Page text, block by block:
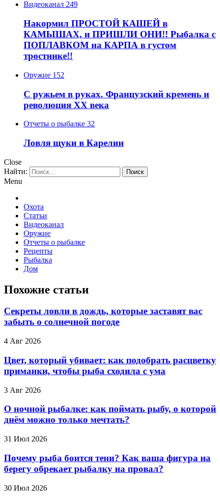
Видеоканал 249
Накормил ПРОСТОЙ КАШЕЙ в
КАМЫШАХ, и ПРИШЛИ ОНИ!! Рыбалка с
ПОПЛАВКОМ на КАРПА в густом
тростнике!!
Оружие 152
С ружьем в руках. Французский кремень и
революция XX века
Отчеты о рыбалке 32
Ловля щуки в Карелии
Close
Найти:
Menu
Охота
Статьи
Видеоканал
Оружие
Отчеты о рыбалке
Рецепты
Рыбалка
Дом
Похожие статьи
Секреты ловли в дождь, которые заставят вас
забыть о солнечной погоде
4 Авг 2026
Цвет, который убивает: как подобрать расцветку
приманки, чтобы рыба сходила с ума
3 Авг 2026
О ночной рыбалке: как поймать рыбу, о которой
днём можно только мечтать?
31 Июл 2026
Почему рыба боится тени? Как ваша фигура на
берегу обрекает рыбалку на провал?
30 Июл 2026